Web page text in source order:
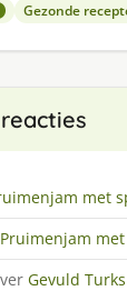
Gezonde
met
Pruimenjam
Gevuld